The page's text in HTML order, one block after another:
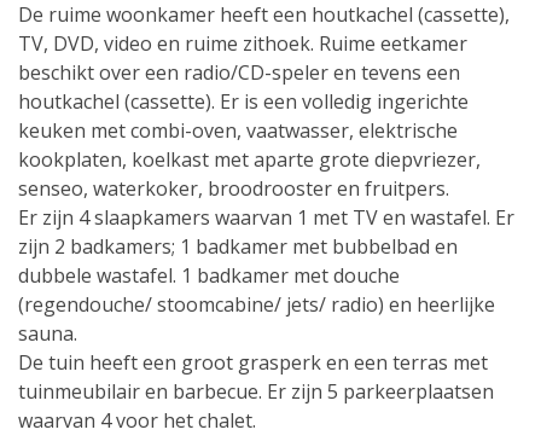
De ruime woonkamer heeft een houtkachel (cassette),
TV, DVD, video en ruime zithoek. Ruime eetkamer
beschikt over een radio/CD-speler en tevens een
houtkachel (cassette). Er is een volledig ingerichte
keuken met combi-oven, vaatwasser, elektrische
kookplaten, koelkast met aparte grote diepvriezer,
senseo, waterkoker, broodrooster en fruitpers.
Er zijn 4 slaapkamers waarvan 1 met TV en wastafel. Er
zijn 2 badkamers; 1 badkamer met bubbelbad en
dubbele wastafel. 1 badkamer met douche
(regendouche/ stoomcabine/ jets/ radio) en heerlijke
sauna.
De tuin heeft een groot grasperk en een terras met
tuinmeubilair en barbecue. Er zijn 5 parkeerplaatsen
waarvan 4 voor het chalet.